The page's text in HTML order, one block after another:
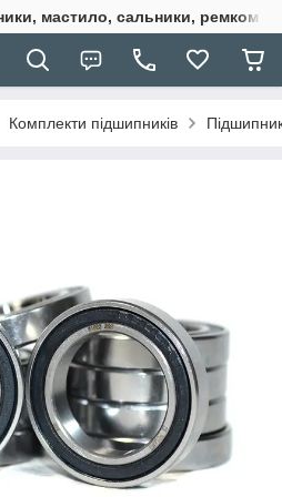
мастило, сальники,
Комплекти підшипників